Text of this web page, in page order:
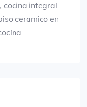
cocina integral
cerámico en